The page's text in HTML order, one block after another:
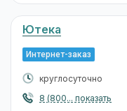
Ютека
Интернет-заказ
круглосуточно
8 (800... показать